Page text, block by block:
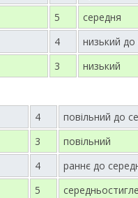
5
середня
4
низький
3 низький
4
повільний до
3
повільний
4
раннє до
5 середньостигле